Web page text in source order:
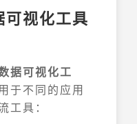
可视化工具
据可视化工
于不同的应用
工具：